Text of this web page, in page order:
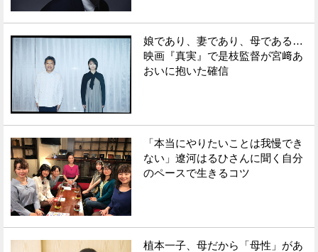
娘であり、妻であり、母である…
映画『真実』で是枝監督が宮﨑あ
おいに抱いた確信
「本当にやりたいことは我慢でき
ない」遼河はるひさんに聞く自分
のペースで生きるコツ
植本一子、母だから「母性」があ